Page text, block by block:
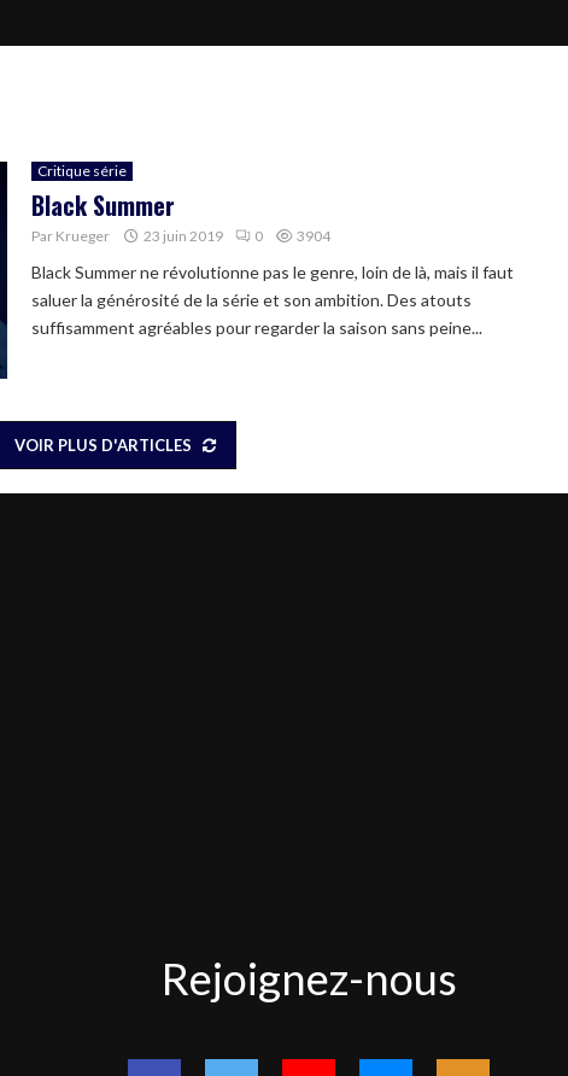
Critique série
Black Summer
Par Krueger 23 juin 2019 0 3904
Black Summer ne révolutionne pas le genre, loin de là, mais il faut
saluer la générosité de la série et son ambition. Des atouts
suffisamment agréables pour regarder la saison sans peine...
VOIR PLUS D'ARTICLES
nous
Rejoignez-nous